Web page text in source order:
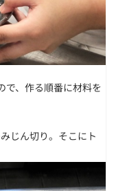
で、作る順番に材料を
じん切り。そこにト